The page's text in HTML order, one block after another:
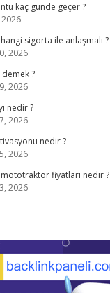
kaç günde geçer ?
sigorta ile anlaşmalı ?
2026
?
2026
nedir ?
2026
nedir ?
2026
mototraktör fiyatları nedir ?
2026